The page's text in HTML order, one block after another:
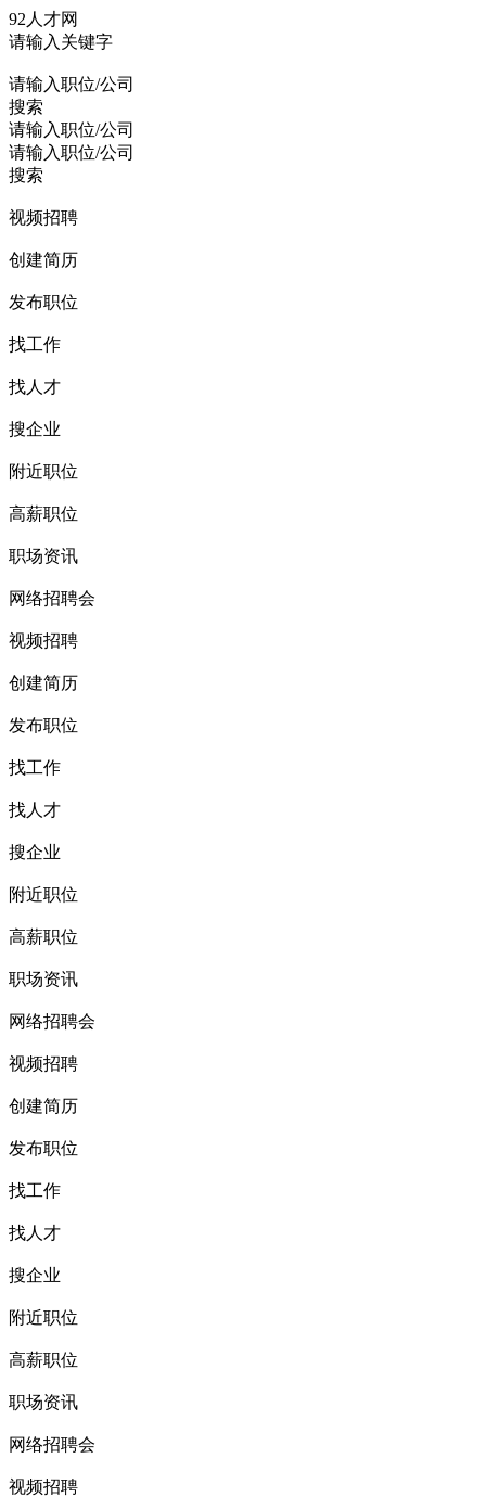
92人才网
请输入关键字
请输入职位/公司
搜索
请输入职位/公司
请输入职位/公司
搜索
视频招聘
创建简历
发布职位
找工作
找人才
搜企业
附近职位
高薪职位
职场资讯
网络招聘会
视频招聘
创建简历
发布职位
找工作
找人才
搜企业
附近职位
高薪职位
职场资讯
网络招聘会
视频招聘
创建简历
发布职位
找工作
找人才
搜企业
附近职位
高薪职位
职场资讯
网络招聘会
视频招聘